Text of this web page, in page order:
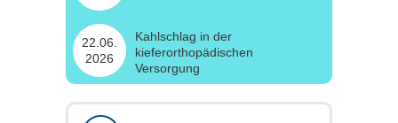
22.06.
2026
Kahlschlag in der
kieferorthopädischen
Versorgung